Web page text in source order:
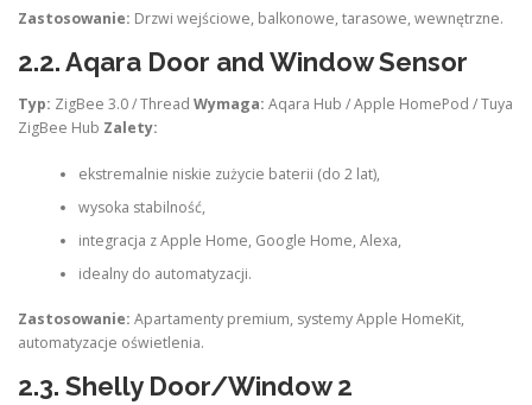
Zastosowanie: Drzwi wejściowe, balkonowe, tarasowe, wewnętrzne.
2.2.Aqara Door and Window Sensor
Typ: ZigBee 3.0 / Thread Wymaga: Aqara Hub / Apple HomePod / Tuya
ZigBee Hub Zalety:
ekstremalnie niskie zużycie baterii (do 2 lat),
wysoka stabilność,
integracja z Apple Home, Google Home, Alexa,
idealny do automatyzacji.
Zastosowanie: Apartamenty premium, systemy Apple HomeKit,
automatyzacje oświetlenia.
2.3. Shelly Door/Window 2